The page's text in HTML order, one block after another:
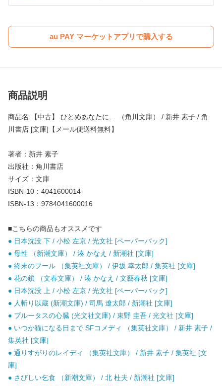
au PAY マーケットアプリで購入する
商品説明
商品名:【中古】 ひとめあなたに… （角川文庫） / 新井 素子 / 角
川書店 [文庫]【メール便送料無料】
著者：新井 素子
出版社：角川書店
サイズ：文庫
ISBN-10：4041600014
ISBN-13：9784041600016
■こちらの商品もオススメです
● 日本沈没 下 / 小松 左京 / 光文社 [ペーパーバック]
● 母性 （新潮文庫） / 湊 かなえ / 新潮社 [文庫]
● 終末のフール （集英社文庫） / 伊坂 幸太郎 / 集英社 [文庫]
● 花の鎖 （文春文庫） / 湊 かなえ / 文藝春秋 [文庫]
● 日本沈没 上 / 小松 左京 / 光文社 [ペーパーバック]
● 人斬り以蔵 (新潮文庫) / 司馬 遼太郎 / 新潮社 [文庫]
● ブルータスの心臓 (光文社文庫) / 東野 圭吾 / 光文社 [文庫]
● いつか猫になる日まで SFコメディ （集英社文庫） / 新井 素子 /
集英社 [文庫]
● 通りすがりのレイディ （集英社文庫） / 新井 素子 / 集英社 [文
庫]
● さびしい乞食 （新潮文庫） / 北 杜夫 / 新潮社 [文庫]